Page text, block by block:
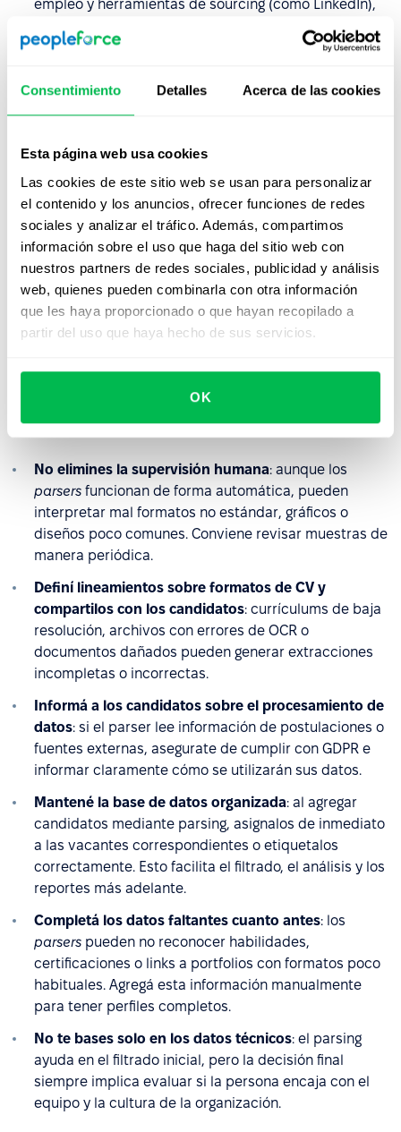
Consentimiento Detalles Acerca de las cookies
Esta página web usa cookies
Las cookies de este sitio web se usan para personalizar
el contenido y los anuncios, ofrecer funciones de redes
sociales y analizar el tráfico. Además, compartimos
información sobre el uso que haga del sitio web con
nuestros partners de redes sociales, publicidad y análisis
web, quienes pueden combinarla con otra información
que les haya proporcionado o que hayan recopilado a
partir del uso que haya hecho de sus servicios.
OK
empleo y herramientas de sourcing (como LinkedIn),
para simplificar la gestión del reclutamiento.
estructurados, es más fácil filtrar perfiles por criterios
decenas de archivos PDF.
PeopleForce Prospector
permite completar automáticamente la información de
candidatos encontrada en plataformas como LinkedIn,
Djinni, Dou y GitHub. Podés encontrar información
detallada en el artículo correspondiente. Además,
seguimos mejorando nuestro motor de parsing para
soportar más formatos y ofrecer una mayor precisión.
Buenas prácticas para el
análisis automático de CV
No elimines la supervisión humana: aunque los
parsers funcionan de forma automática, pueden
interpretar mal formatos no estándar, gráficos o
diseños poco comunes. Conviene revisar muestras de
manera periódica.
Definí lineamientos sobre formatos de CV y
compartilos con los candidatos: currículums de baja
resolución, archivos con errores de OCR o
documentos dañados pueden generar extracciones
incompletas o incorrectas.
Informá a los candidatos sobre el procesamiento de
datos: si el parser lee información de postulaciones o
fuentes externas, asegurate de cumplir con GDPR e
informar claramente cómo se utilizarán sus datos.
Mantené la base de datos organizada: al agregar
candidatos mediante parsing, asignalos de inmediato
a las vacantes correspondientes o etiquetalos
correctamente. Esto facilita el filtrado, el análisis y los
reportes más adelante.
Completá los datos faltantes cuanto antes: los
parsers pueden no reconocer habilidades,
certificaciones o links a portfolios con formatos poco
habituales. Agregá esta información manualmente
para tener perfiles completos.
No te bases solo en los datos técnicos: el parsing
ayuda en el filtrado inicial, pero la decisión final
siempre implica evaluar si la persona encaja con el
equipo y la cultura de la organización.